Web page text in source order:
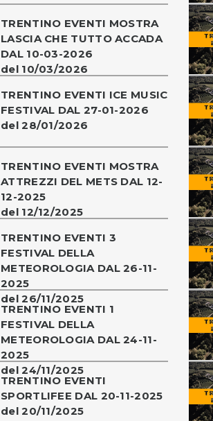
TRENTINO EVENTI MOSTRA
LASCIA CHE TUTTO ACCADA
DAL 10-03-2026
del 10/03/2026
TRENTINO EVENTI ICE MUSIC
FESTIVAL DAL 27-01-2026
del 28/01/2026
TRENTINO EVENTI MOSTRA
ATTREZZI DEL METS DAL 12-
12-2025
del 12/12/2025
TRENTINO EVENTI 3
FESTIVAL DELLA
METEOROLOGIA DAL 26-11-
2025
del 26/11/2025
TRENTINO EVENTI 1
FESTIVAL DELLA
METEOROLOGIA DAL 24-11-
2025
del 24/11/2025
TRENTINO EVENTI
SPORTLIFEE DAL 20-11-2025
del 20/11/2025